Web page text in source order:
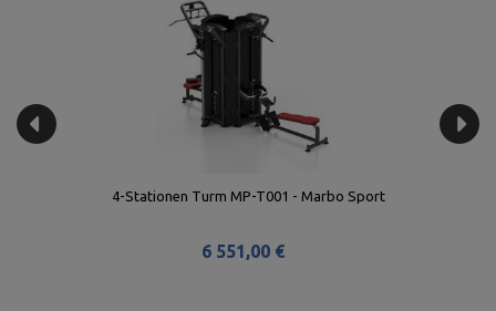
4-Stationen Turm MP-T001 - Marbo Sport
6 551,00 €